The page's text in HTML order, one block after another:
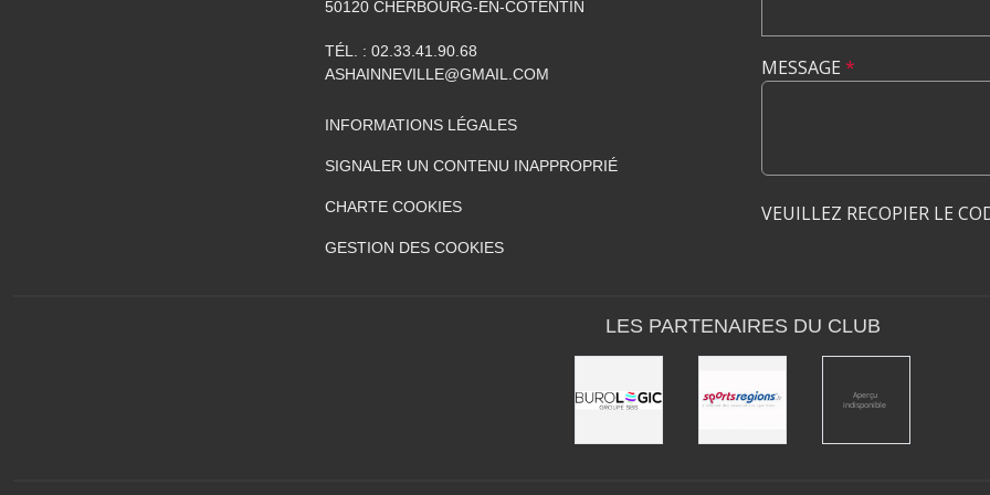
50120 CHERBOURG-EN-COTENTIN
TÉL. : 02.33.41.90.68
ASHAINNEVILLE@GMAIL.COM
INFORMATIONS LÉGALES
SIGNALER UN CONTENU INAPPROPRIÉ
CHARTE COOKIES
GESTION DES COOKIES
MESSAGE *
VEUILLEZ RECOPIER LE
LES PARTENAIRES DU CLUB